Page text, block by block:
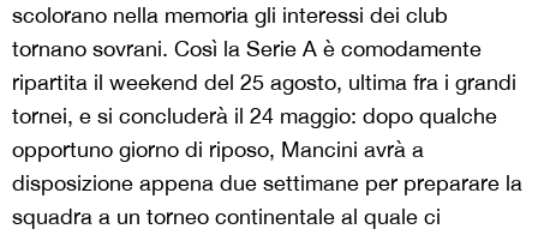
scolorano nella memoria gli interessi dei club
tornano sovrani. Così la Serie A è comodamente
ripartita il weekend del 25 agosto, ultima fra i grandi
tornei, e si concluderà il 24 maggio: dopo qualche
opportuno giorno di riposo, Mancini avrà a
disposizione appena due settimane per preparare la
squadra a un torneo continentale al quale ci